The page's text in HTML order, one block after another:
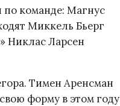
по команде: Магнус
Миккель Бьерг
Никлас Ларсен
Тимен Аренсман
форму в этом году